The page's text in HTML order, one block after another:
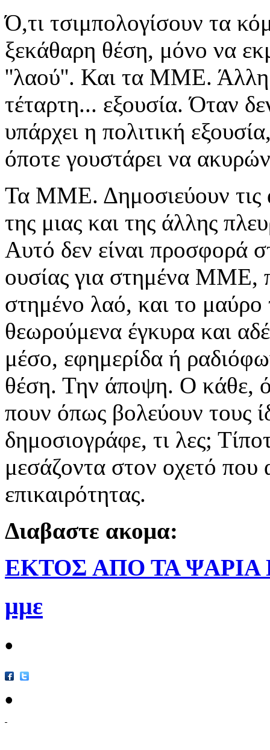
Ό,τι τσιμπολογίσουν τα
ξεκάθαρη θέση, μόνο να
''λαού''. Και τα ΜΜΕ. Άλλη
τέταρτη... εξουσία. Όταν
υπάρχει η πολιτική
όποτε γουστάρει να
Τα ΜΜΕ. Δημοσιεύουν τις
της μιας και της άλλης
Αυτό δεν είναι προσφορά
ουσίας για στημένα ΜΜΕ,
στημένο λαό, και το
θεωρούμενα έγκυρα και
μέσο, εφημερίδα ή
θέση. Την άποψη. Ο κάθε,
πουν όπως βολεύουν τους
δημοσιογράφε, τι λες;
μεσάζοντα στον οχετό που
επικαιρότητας.
Διαβαστε ακομα:
ΕΚΤΟΣ ΑΠΟ ΤΑ ΨΑΡΙΑ
μμε
•
•